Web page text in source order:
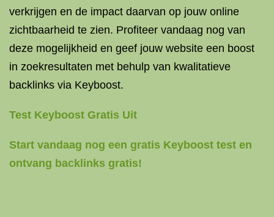
verkrijgen en de impact daarvan op jouw online
zichtbaarheid te zien. Profiteer vandaag nog van
deze mogelijkheid en geef jouw website een boost
in zoekresultaten met behulp van kwalitatieve
backlinks via Keyboost.
Test Keyboost Gratis Uit
Start vandaag nog een gratis Keyboost test en
ontvang backlinks gratis!